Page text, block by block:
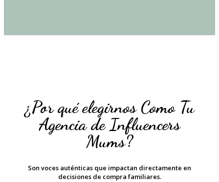
¿Por qué elegirnos Como Tu
Agencia de Influencers
Mums?
Son voces auténticas que impactan directamente en
decisiones de compra familiares.